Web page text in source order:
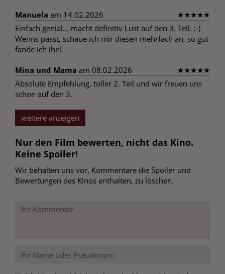
Manuela am 14.02.2026 ★★★★★
Einfach genial... macht definitiv Lust auf den 3. Teil. :-)
Wenns passt, schaue ich mir diesen mehrfach an, so gut
fande ich ihn!
Mina und Mama am 08.02.2026 ★★★★★
Absolute Empfehlung, toller 2. Teil und wir freuen uns
schon auf den 3.
weitere anzeigen
Nur den Film bewerten, nicht das Kino.
Keine Spoiler!
Wir behalten uns vor, Kommentare die Spoiler und
Bewertungen des Kinos enthalten, zu löschen.